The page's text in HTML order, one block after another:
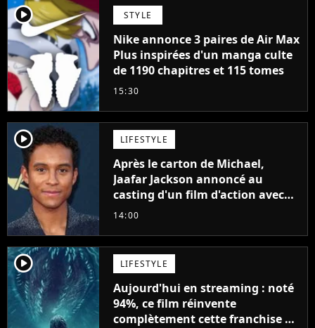
player2 STYLE
Nike annonce 3 paires de Air Max
Plus inspirées d'un manga culte
de 1190 chapitres et 115 tomes
15:30
player2 LIFESTYLE
Après le carton de Michael,
Jaafar Jackson annoncé au
casting d'un film d'action avec
Will Smith
14:00
player2 LIFESTYLE
Aujourd'hui en streaming : noté
94%, ce film réinvente
complètement cette franchise de